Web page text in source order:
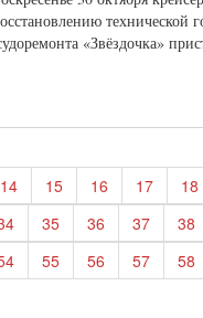
технической
«Звёздочка»
14 15 16 17 18
35 36 37 38
55 56 57 58